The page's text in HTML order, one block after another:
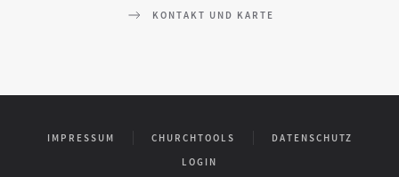
KONTAKT UND KARTE
IMPRESSUM CHURCHTOOLS
DATENSCHUTZ
LOGIN